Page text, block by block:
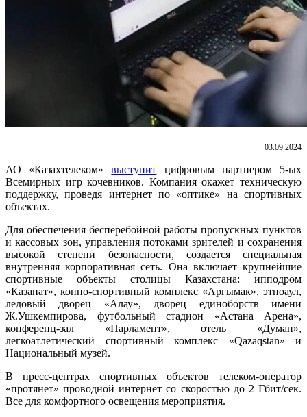
03.09.2024
АО «Казахтелеком»выступит цифровым партнером 5-ых
Всемирных игр кочевников. Компания окажет техническую
поддержку, проведя интернет по «оптике» на спортивных
объектах.
Для обеспечения бесперебойной работы пропускных пунктов
и кассовых зон, управления потоками зрителей и сохранения
высокой степени безопасности, создается специальная
внутренняя корпоративная сеть. Она включает крупнейшие
спортивные объекты столицы Казахстана: ипподром
«Казанат», конно-спортивный комплекс «Аргымак», этноаул,
ледовый дворец «Алау», дворец единоборств имени
Ж.Ушкемпирова, футбольный стадион «Астана Арена»,
конференц-зал «Парламент», отель «Думан»,
легкоатлетический спортивный комплекс «Qazaqstan» и
Национальный музей.
В пресс-центрах спортивных объектов телеком-оператор
«протянет» проводной интернет со скоростью до 2 Гбит/сек.
Все для комфортного освещения мероприятия.